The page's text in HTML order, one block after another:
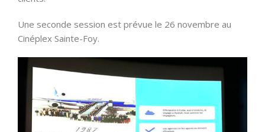
Une seconde session est prévue le 26 novembre au
Cinéplex Sainte-Foy.